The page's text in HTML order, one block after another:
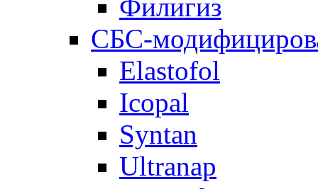
Филигиз
СБС-
Elastofol
Icopal
Syntan
Ultranap